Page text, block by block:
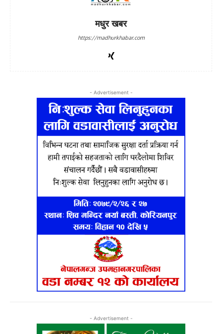
मधुर खबर
https://madhurkhabar.com
- Advertisement -
- Advertisement -